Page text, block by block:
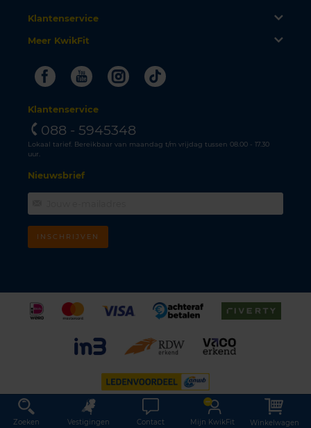
Klantenservice
Meer KwikFit
FacebookYoutubeInstagram
Tiktok
Klantenservice
088 - 5945348
Lokaal tarief. Bereikbaar van maandag t/m vrijdag tussen 08.00 - 17.30
uur.
Nieuwsbrief
INSCHRIJVEN
©KwikFit Nederland B.V., Daltonstraat 17, 3846BX Harderwijk, KvK 08017845 |
Algemene voorwaarden
Privacyverklaring Cookiebeleid
Zoeken Vestigingen Contact Mijn KwikFit Winkelwagen